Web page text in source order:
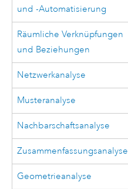
und -Automatisierung
Räumliche Verknüpfungen
und Beziehungen
Netzwerkanalyse
Musteranalyse
Nachbarschaftsanalyse
Zusammenfassungsanalyse
Geometrieanalyse